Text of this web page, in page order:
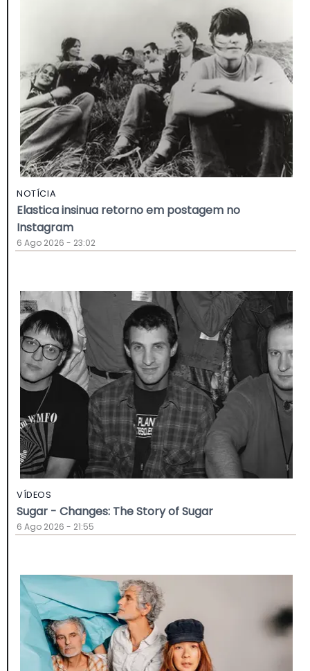
NOTÍCIA
Elastica insinua retorno em postagem no
Instagram
6 Ago 2026 - 23:02
VÍDEOS
Sugar - Changes: The Story of Sugar
6 Ago 2026 - 21:55